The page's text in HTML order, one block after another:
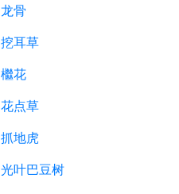
龙骨
挖耳草
檵花
花点草
抓地虎
光叶巴豆树